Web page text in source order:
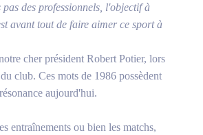
pas des professionnels, l'objectif à
avant tout de faire aimer ce sport à
cher président Robert Potier, lors
club. Ces mots de 1986 possèdent
aujourd'hui.
entraînements ou bien les matchs,